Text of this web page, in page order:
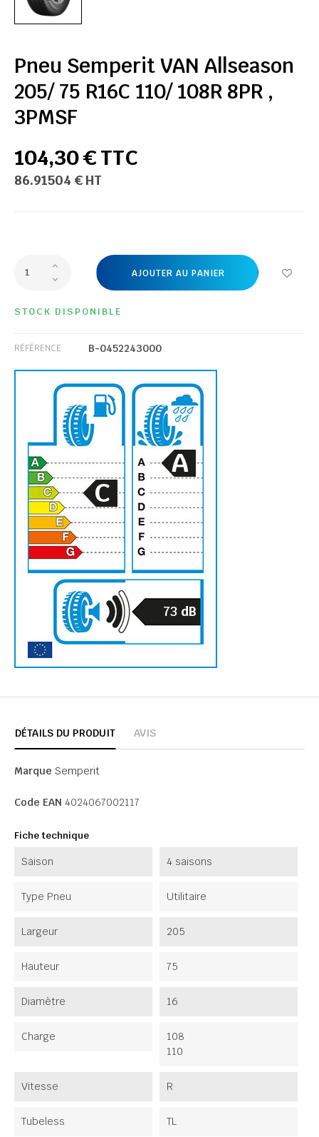
Pneu Semperit VAN Allseason
205/ 75 R16C 110/ 108R 8PR ,
3PMSF
104,30 € TTC
86.91504 € HT
AJOUTER AU PANIER
STOCK DISPONIBLE
RÉFÉRENCE B-0452243000
C
A
73 dB
DÉTAILS DU PRODUIT AVIS
Marque Semperit
Code EAN 4024067002117
Fiche technique
Saison 4 saisons
Type Pneu Utilitaire
Largeur 205
Hauteur 75
Diamètre 16
Charge
108
110
Vitesse R
Tubeless TL